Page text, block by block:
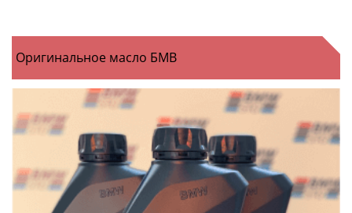
Оригинальное масло БМВ